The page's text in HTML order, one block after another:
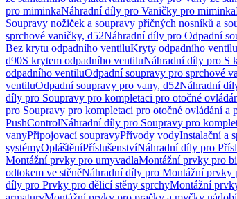
pro miminkaNáhradní díly pro Vaničky pro miminka
Soupravy nožiček a soupravy příčných nosníků a
sprchové vaničky, d52Náhradní díly pro Odpadní
Bez krytu odpadního ventiluKryty odpadního ventilu
d90S krytem odpadního ventiluNáhradní díly pro S
odpadního ventiluOdpadní soupravy pro sprchové
ventiluOdpadní soupravy pro vany, d52Náhradní
díly pro Soupravy pro kompletaci pro otočné
pro Soupravy pro kompletaci pro otočné ovládání a
PushControlNáhradní díly pro Soupravy pro
vanyPřipojovací soupravyPřívody vodyInstalační a
systémyOpláštěníPříslušenstvíNáhradní díly pro
Montážní prvky pro umyvadlaMontážní prvky pro
odtokem ve stěněNáhradní díly pro Montážní prvky
díly pro Prvky pro dělicí stěny sprchyMontážní